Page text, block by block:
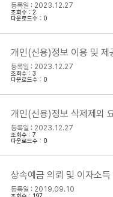
등록일 : 2023.12.27
조회수 : 2
다운로드수 : 0
개인(신용)정보 이용 및 제
등록일 : 2023.12.27
조회수 : 3
다운로드수 : 0
개인(신용)정보 삭제제외
등록일 : 2023.12.27
조회수 : 7
다운로드수 : 0
상속예금 의뢰 및 이자소득
등록일 : 2019.09.10